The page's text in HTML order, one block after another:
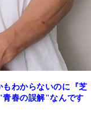
わからないのに『芝
青春の誤解"なんです